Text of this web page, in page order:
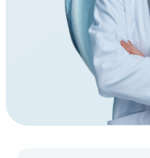
Рейтинг медицинских
в Яндексе